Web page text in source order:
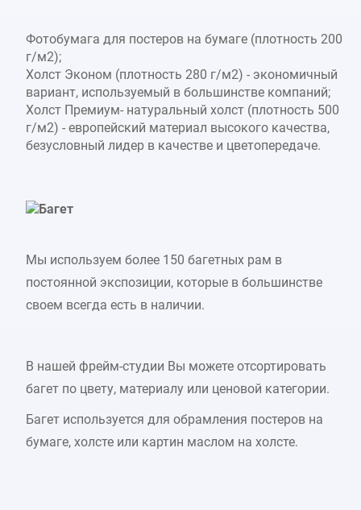
Фотобумага для постеров на бумаге (плотность 200
г/м2);
Холст Эконом (плотность 280 г/м2) - экономичный
вариант, используемый в большинстве компаний;
Холст Премиум- натуральный холст (плотность 500
г/м2) - европейский материал высокого качества,
безусловный лидер в качестве и цветопередаче.
Багет
Мы используем более 150 багетных рам в
постоянной экспозиции, которые в большинстве
своем всегда есть в наличии.
В нашей фрейм-студии Вы можете отсортировать
багет по цвету, материалу или ценовой категории.
Багет используется для обрамления постеров на
бумаге, холсте или картин маслом на холсте.